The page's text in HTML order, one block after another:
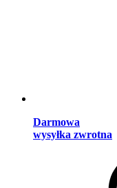
Darmowa
wysyłka zwrotna